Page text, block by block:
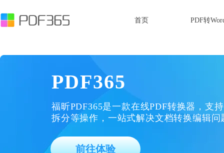
首页 PDF转
PDF365
福昕PDF365是一款在线PDF转换器，支
拆分等操作，一站式解决文档转换编辑问
前往体验